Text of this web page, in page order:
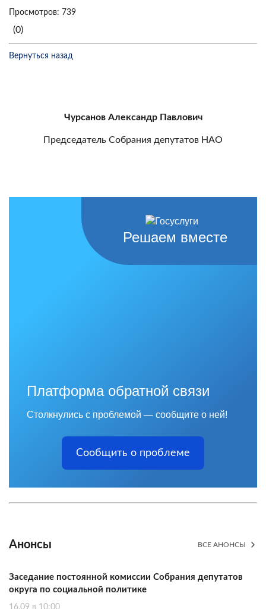
Просмотров: 739
(0)
Вернуться назад
Чурсанов Александр Павлович
Председатель Собрания депутатов НАО
Решаем вместе
Платформа обратной связи
Столкнулись с проблемой — сообщите о ней!
Сообщить о проблеме
Анонсы ВСЕ АНОНСЫ
Заседание постоянной комиссии Собрания депутатов
округа по социальной политике
16.09 в 10:00